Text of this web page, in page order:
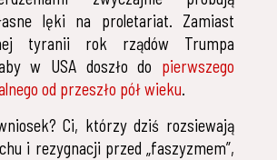
lęki na proletariat. Zamiast
tyranii rok rządów Trumpa
w USA doszło do pierwszego
od przeszło pół wieku.
Ci, którzy dziś rozsiewają
i rezygnacji przed „faszyzmem”,